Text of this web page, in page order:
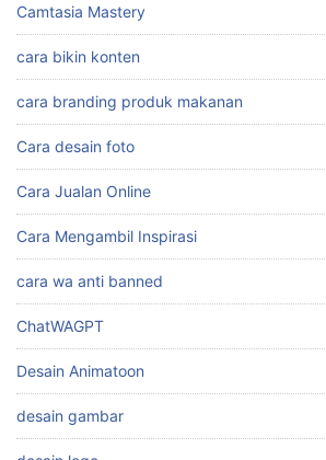
Camtasia Mastery
cara bikin konten
cara branding produk makanan
Cara desain foto
Cara Jualan Online
Cara Mengambil Inspirasi
cara wa anti banned
ChatWAGPT
Desain Animatoon
desain gambar